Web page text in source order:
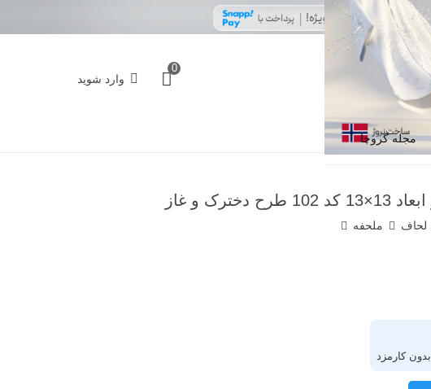
لحاف
ملحفه
0
وارد شوید
مجله گروچا
بدون کارمزد